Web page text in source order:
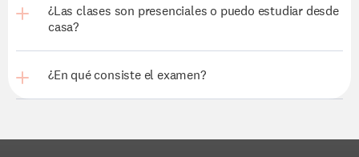
¿Las clases son presenciales o puedo estudiar desde
casa?
¿En qué consiste el examen?